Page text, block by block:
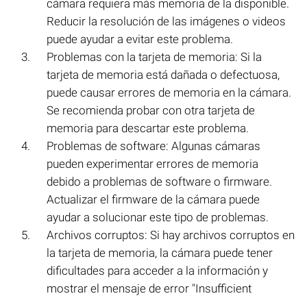
cámara requiera más memoria de la disponible.
Reducir la resolución de las imágenes o videos
puede ayudar a evitar este problema.
Problemas con la tarjeta de memoria: Si la
tarjeta de memoria está dañada o defectuosa,
puede causar errores de memoria en la cámara.
Se recomienda probar con otra tarjeta de
memoria para descartar este problema.
Problemas de software: Algunas cámaras
pueden experimentar errores de memoria
debido a problemas de software o firmware.
Actualizar el firmware de la cámara puede
ayudar a solucionar este tipo de problemas.
Archivos corruptos: Si hay archivos corruptos en
la tarjeta de memoria, la cámara puede tener
dificultades para acceder a la información y
mostrar el mensaje de error "Insufficient